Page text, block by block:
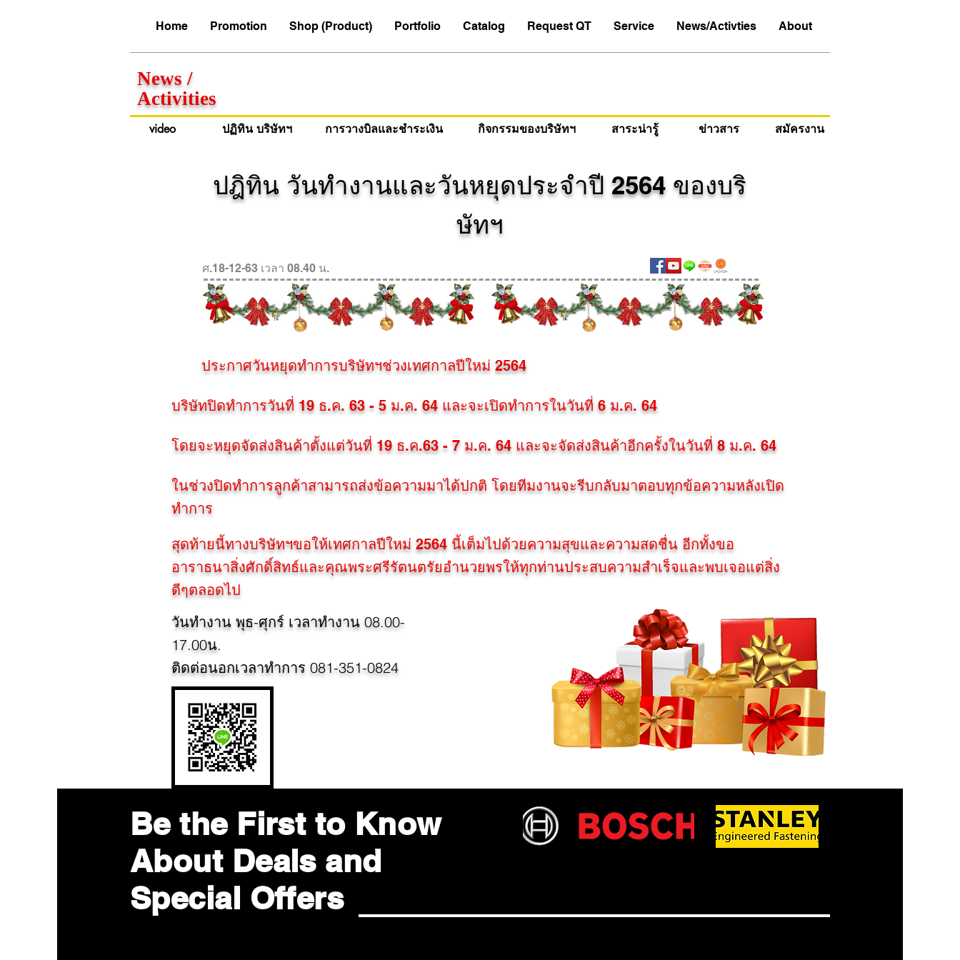
Home Promotion Shop (Product) Portfolio Catalog Request QT Service News/Activties About
News /
Activities
video ปฏิทิน บริษัทฯ การวางบิลและชำระเงิน กิจกรรมของบริษัทฯ สาระน่ารู้ ข่าวสาร สมัครงาน
ปฎิทิน วันทำงานและวันหยุดประจำปี 2564 ของบริ
ษัทฯ
ศ.18-12-63 เวลา 08.40 น.
ประกาศวันหยุดทำการบริษัทฯช่วงเทศกาลปีใหม่ 2564
บริษัทปิดทำการวันที่ 19 ธ.ค. 63 - 5 ม.ค. 64 และจะเปิดทำการในวันที่ 6 ม.ค. 64
โดยจะหยุดจัดส่งสินค้าตั้งแต่วันที่ 19 ธ.ค.63 - 7 ม.ค. 64 และจะจัดส่งสินค้าอีกครั้งในวันที่ 8 ม.ค. 64
ในช่วงปิดทำการลูกค้าสามารถส่งข้อความมาได้ปกติ โดยทีมงานจะรีบกลับมาตอบทุกข้อความหลังเปิด
ทำการ
สุดท้ายนี้ทางบริษัทฯขอให้เทศกาลปีใหม่ 2564 นี้เต็มไปด้วยความสุขและความสดชื่น อีกทั้งขอ
อาราธนาสิ่งศักดิ์สิทธ์และคุณพระศรีรัตนตรัยอำนวยพรให้ทุกท่านประสบความสำเร็จและพบเจอแต่สิ่ง
ดีๆตลอดไป
วันทำงาน พุธ-ศุกร์ เวลาทำงาน 08.00-
17.00น.
ติดต่อนอกเวลาทำการ 081-351-0824
Be the First to Know
About Deals and
Special Offers